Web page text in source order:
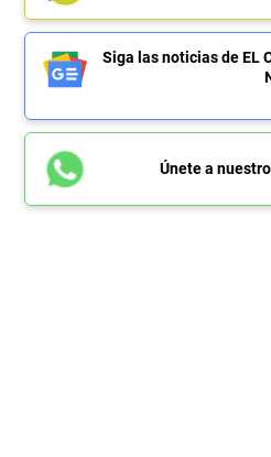
Siga las noticias de EL
Únete a